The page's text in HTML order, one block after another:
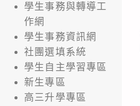
學生事務與轉導工
作網
學生事務資訊網
社團選填系統
學生自主學習專區
新生專區
高三升學專區